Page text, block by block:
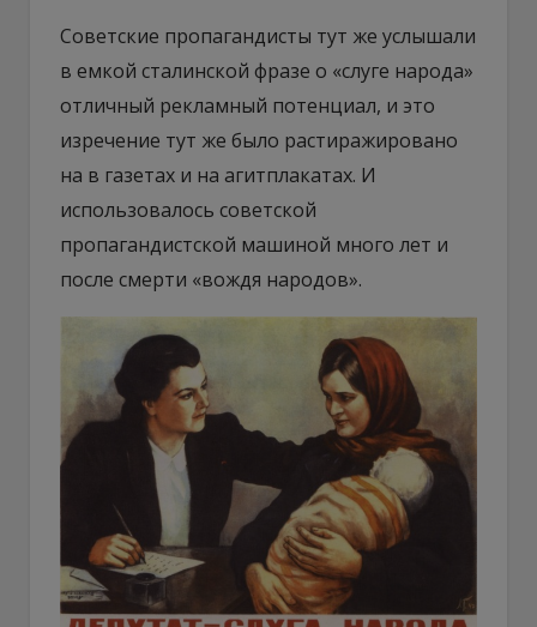
Советские пропагандисты тут же услышали
в емкой сталинской фразе о «слуге народа»
отличный рекламный потенциал, и это
изречение тут же было растиражировано
на в газетах и на агитплакатах. И
использовалось советской
пропагандистской машиной много лет и
после смерти «вождя народов».